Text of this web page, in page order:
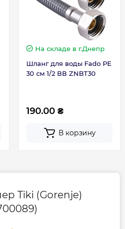
Сухой
Электронное
Кубический
размеры, вес
На складе в г.Днепр
Шланг для воды Fado PE
30 см 1/2 ВВ ZNBT30
190.00 ₴
В корзину
Tiki (Gorenje)